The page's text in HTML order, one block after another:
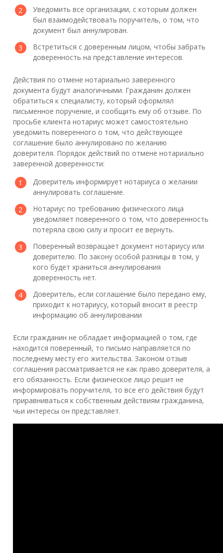
Уведомить все организации, с которым должен
был взаимодействовать поручитель, о том, что
документ был аннулирован.
Встретиться с доверенным лицом, чтобы забрать
доверенность на представление интересов.
Действия по отмене нотариально заверенного
документа будут аналогичными. Гражданин должен
обратиться к специалисту, который оформлял
письменное поручение, и сообщить ему об отзыве. По
просьбе клиента нотариус может самостоятельно
уведомить поверенного о том, что действующее
соглашение было аннулировано по желанию
доверителя. Порядок действий по отмене нотариально
заверенной доверенности:
Доверитель информирует нотариуса о желании
аннулировать соглашение.
Нотариус по требованию физического лица
уведомляет поверенного о том, что доверенность
потеряла свою силу и просит ее вернуть.
Поверенный возвращает документ нотариусу или
доверителю. По закону особой разницы в том, у
кого будет храниться аннулирования
доверенность нет.
Доверитель, если соглашение было передано ему,
приходит к нотариусу, который вносит в реестр
информацию об аннулировании
Если гражданин не обладает информацией о том, где
находится поверенный, то письмо направляется по
последнему месту его жительства. Законом отзыв
соглашения рассматривается не как право доверителя, а
его обязанность. Если физическое лицо решит не
информировать поручителя, то все его действия будут
приравниваться к собственным действиям гражданина,
чьи интересы он представляет.